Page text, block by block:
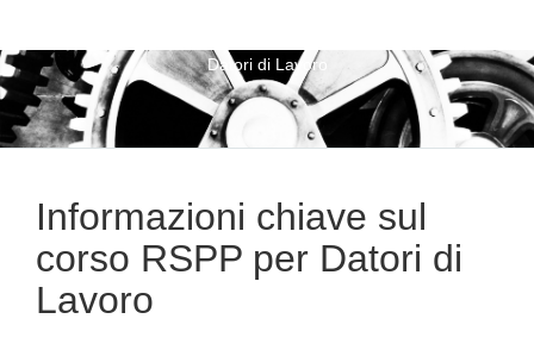
Datori di Lavoro
Informazioni chiave sul
corso RSPP per Datori di
Lavoro